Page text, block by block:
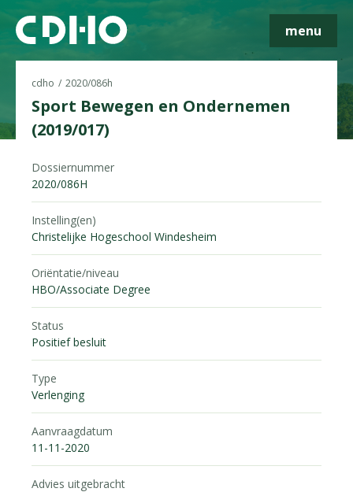
menu
cdho 2020/086h
Sport Bewegen en Ondernemen
(2019/017)
Dossiernummer
2020/086H
Instelling(en)
Christelijke Hogeschool Windesheim
Oriëntatie/niveau
HBO/Associate Degree
Status
Positief besluit
Type
Verlenging
Aanvraagdatum
11-11-2020
Advies uitgebracht